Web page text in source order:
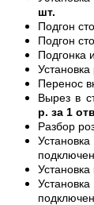
шт.
Подгон
Подгон
Подгонка
Установка
Перенос
Вырез в
р. за 1
Разбор